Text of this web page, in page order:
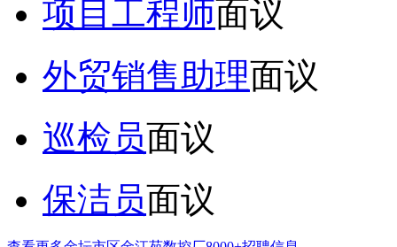
项目工程师面议
外贸销售助理面议
巡检员面议
保洁员面议